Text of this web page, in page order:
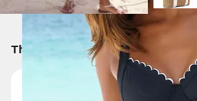
Themen & Beratung
Strandbekleidung